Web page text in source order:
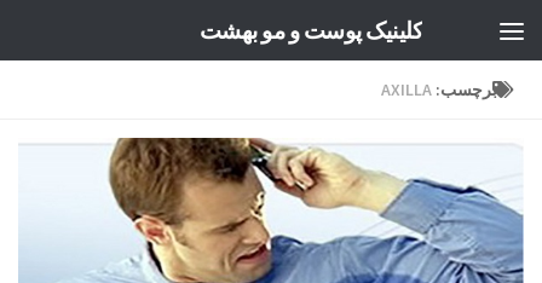
کلینیک پوست و مو بهشت
برچسب: AXILLA